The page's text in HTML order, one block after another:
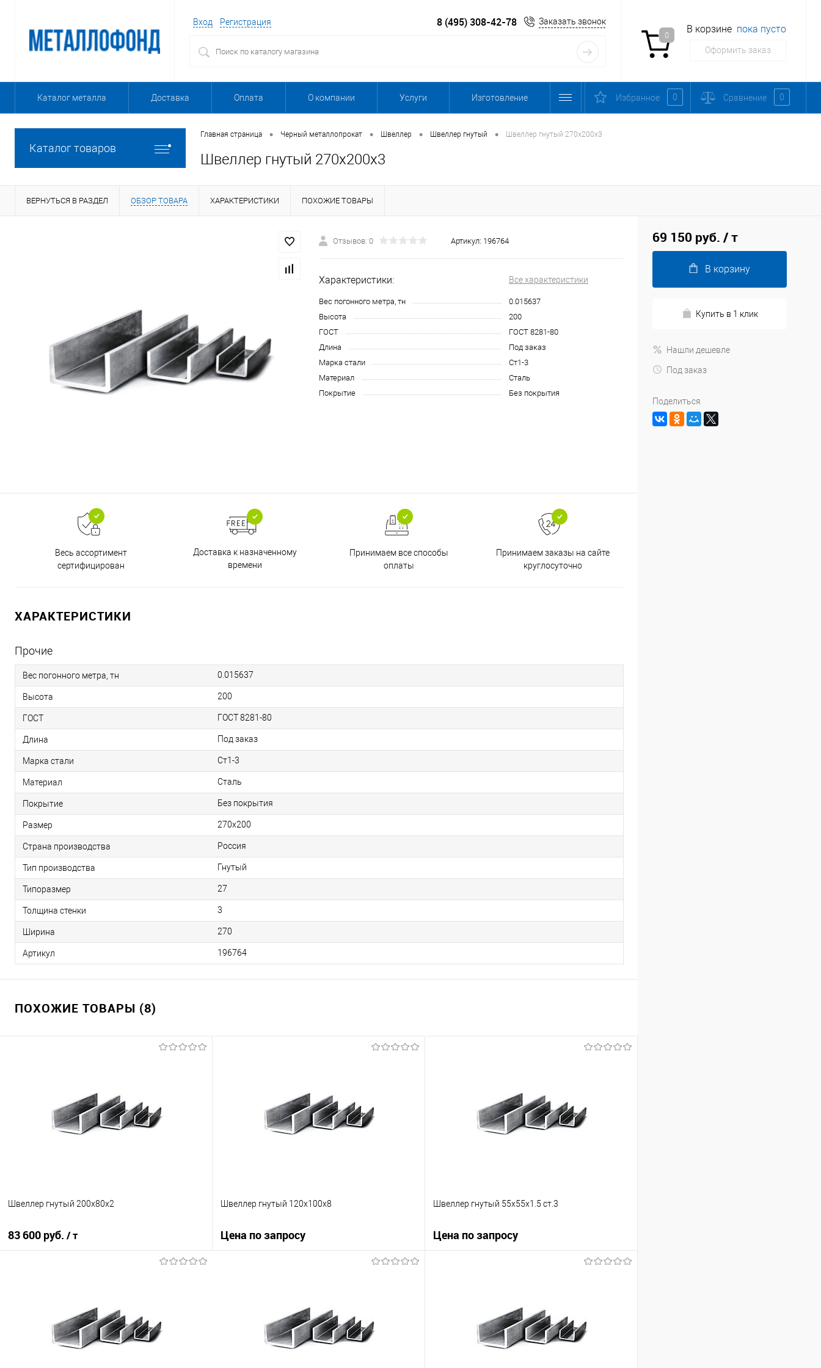
Вход Регистрация 8 (495) 308-42-78 Заказать звонок
0
В корзине пока пусто
Оформить заказ
Каталог металла Доставка Оплата О компании Услуги Изготовление Избранное 0 Сравнение 0
Каталог товаров
Главная страница • Черный металлопрокат • Швеллер • Швеллер гнутый • Швеллер гнутый 270х200х3
Швеллер гнутый 270х200х3
ВЕРНУТЬСЯ В РАЗДЕЛ ОБЗОР ТОВАРА ХАРАКТЕРИСТИКИ ПОХОЖИЕ ТОВАРЫ
Отзывов: 0 Артикул: 196764
Характеристики: Все характеристики
Вес погонного метра, тн
0.015637
Высота
200
ГОСТ
ГОСТ 8281-80
Длина
Под заказ
Марка стали
Ст1-3
Материал
Сталь
Покрытие
Без покрытия
Весь ассортимент
сертифицирован
Доставка к назначенному
времени
Принимаем все способы
оплаты
Принимаем заказы на сайте
круглосуточно
ХАРАКТЕРИСТИКИ
Прочие
Вес погонного метра, тн 0.015637
Высота 200
ГОСТ ГОСТ 8281-80
Длина Под заказ
Марка стали Ст1-3
Материал Сталь
Покрытие Без покрытия
Размер 270х200
Страна производства Россия
Тип производства Гнутый
Типоразмер 27
Толщина стенки 3
Ширина 270
Артикул 196764
ПОХОЖИЕ ТОВАРЫ (8)
Швеллер гнутый 200х80х2
83 600 руб. / т
Купить в 1 клик
Сравнение
В избранное
Под заказ
Швеллер гнутый 120х100х8
Цена по запросу
Купить в 1 клик
Сравнение
В избранное
Под заказ
Швеллер гнутый 55х55х1.5 ст.3
Цена по запросу
Купить в 1 клик
Сравнение
В избранное
Под заказ
69 150 руб. / т
В корзину
Купить в 1 клик
Нашли дешевле
Под заказ
Поделиться